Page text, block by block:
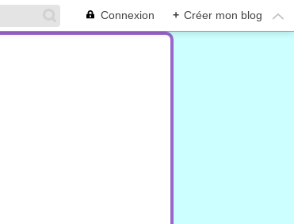
Connexion + Créer mon blog